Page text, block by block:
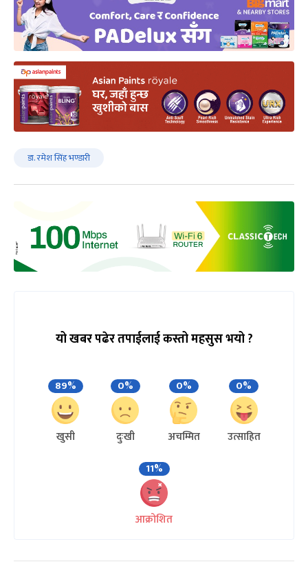
डा. रमेश सिंह भण्डारी
यो खबर पढेर तपाईलाई कस्तो महसुस भयो ?
89%
खुसी
0%
दुःखी
0%
अचम्मित
0%
उत्साहित
11%
आक्रोशित